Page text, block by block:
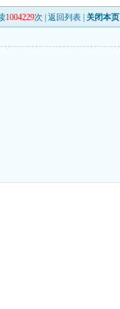
1004229次 |返回列表 关闭本页